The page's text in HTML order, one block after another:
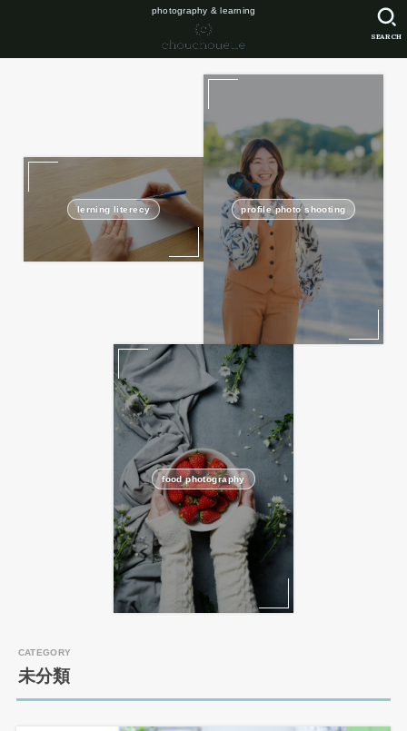
photography & learning
SEARCH
lerning literecy profile photo shooting
food photography
未分類